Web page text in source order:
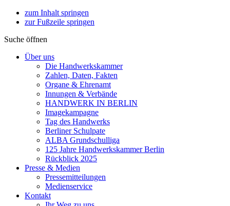
zum Inhalt springen
zur Fußzeile springen
Suche öffnen
Über uns
Die Handwerkskammer
Zahlen, Daten, Fakten
Organe & Ehrenamt
Innungen & Verbände
HANDWERK IN BERLIN
Imagekampagne
Tag des Handwerks
Berliner Schulpate
ALBA Grundschulliga
125 Jahre Handwerkskammer Berlin
Rückblick 2025
Presse & Medien
Pressemitteilungen
Medienservice
Kontakt